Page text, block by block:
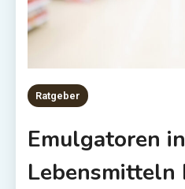
Ratgeber
Emulgatoren in
Lebensmitteln